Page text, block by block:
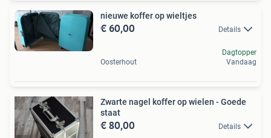
nieuwe koffer op wieltjes
€ 60,00 Details
Oosterhout
Dagtopper
Vandaag
Zwarte nagel koffer op wielen - Goede
staat
€ 80,00 Details